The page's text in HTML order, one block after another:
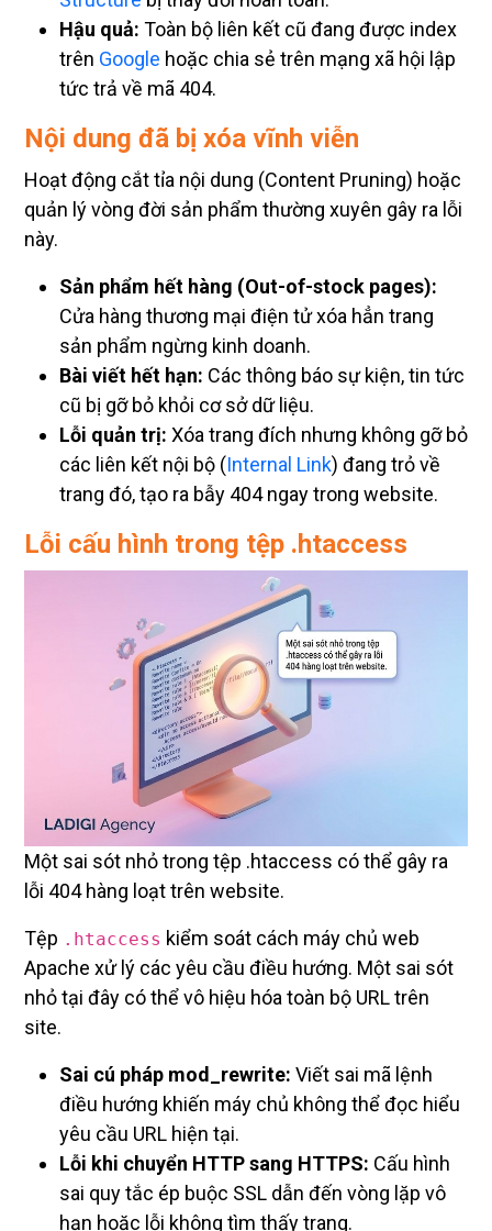
trên Googlehoặc chia sẻ trên mạng xã hội lập
tức trả về mã 404.
Hoạt động cắt tỉa nội dung (Content Pruning) hoặc
quản lý vòng đời sản phẩm thường xuyên gây ra lỗi
này.
Cửa hàng thương mại điện tử xóa hẳn trang
sản phẩm ngừng kinh doanh.
Bài viết hết hạn:Các thông báo sự kiện, tin tức
cũ bị gỡ bỏ khỏi cơ sở dữ liệu.
Lỗi quản trị:Xóa trang đích nhưng không gỡ bỏ
các liên kết nội bộ (Internal Link) đang trỏ về
trang đó, tạo ra bẫy 404 ngay trong website.
Một sai sót nhỏ trong tệp .htaccess có thể gây ra
lỗi 404 hàng loạt trên website.
Apache xử lý các yêu cầu điều hướng. Một sai sót
nhỏ tại đây có thể vô hiệu hóa toàn bộ URL trên
site.
điều hướng khiến máy chủ không thể đọc hiểu
yêu cầu URL hiện tại.
Lỗi khi chuyển HTTP sang HTTPS:
sai quy tắc ép buộc SSL dẫn đến vòng lặp vô
hạn hoặc lỗi không tìm thấy trang.